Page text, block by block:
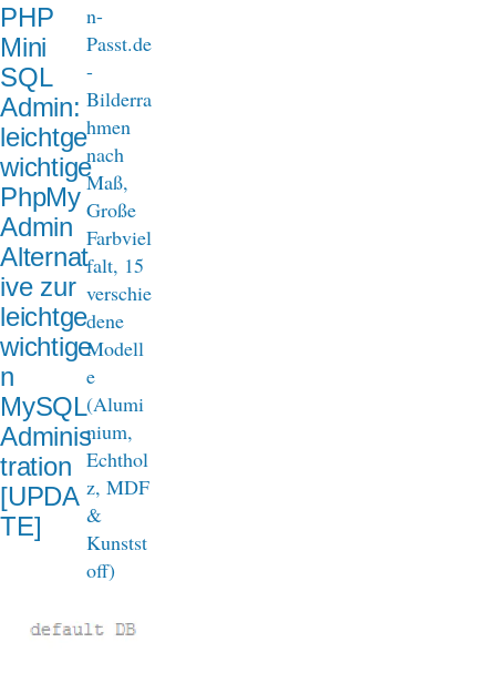
a
t
i
o
n
PHP
Mini
SQL
Admin:
leichtge
wichtige
PhpMy
Admin
Alternat
ive zur
leichtge
wichtige
n
MySQL
Adminis
tration
[UPDA
TE]